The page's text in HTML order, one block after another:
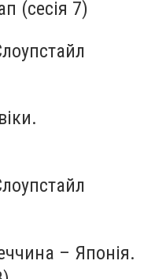
(сесія 7)
– Японія.